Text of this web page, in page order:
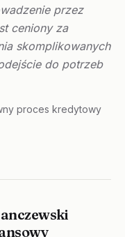
przez
ceniony za
skomplikowanych
do potrzeb
proces kredytowy